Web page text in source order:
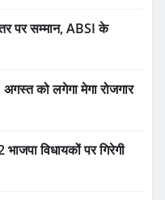
पर सम्मान, ABSI के
को लगेगा मेगा रोजगार
विधायकों पर गिरेगी